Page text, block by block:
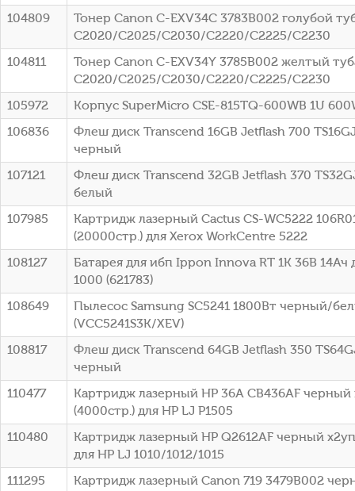
104809
Тонер Canon C-EXV34C 3783B002 голубой
C2020/C2025/C2030/C2220/C2225/C2230
104811
Тонер Canon C-EXV34Y 3785B002 желтый
C2020/C2025/C2030/C2220/C2225/C2230
105972
Корпус SuperMicro CSE-815TQ-600WB 1U
106836
Флеш диск Transcend 16GB Jetflash 700
черный
107121
Флеш диск Transcend 32GB Jetflash 370
белый
107985
Картридж лазерный Cactus CS-WC5222
(20000стр.) для Xerox WorkCentre 5222
108127
Батарея для ибп Ippon Innova RT 1K 36В 14Ач
1000 (621783)
108649
Пылесос Samsung SC5241 1800Вт черный/
(VCC5241S3K/XEV)
108817
Флеш диск Transcend 64GB Jetflash 350
черный
110477
Картридж лазерный HP 36A CB436AF черный
(4000стр.) для HP LJ P1505
110480
Картридж лазерный HP Q2612AF черный
для HP LJ 1010/1012/1015
111295
Картридж лазерный Canon 719 3479B002